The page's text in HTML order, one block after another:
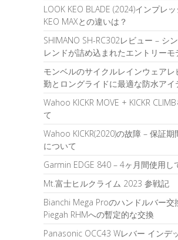
LOOK KEO BLADE (2024)インプレ
KEO MAXとの違いは？
SHIMANO SH-RC302レビュー – シ
レンドが詰め込まれたエントリーモ
モンベルのサイクルレインウェアレ
勤とロングライドに最適な防水アイ
Wahoo KICKR MOVE + KICKR
て
Wahoo KICKR(2020)の故障 – 保証
について
Garmin EDGE 840 – 4ヶ月間使用し
Mt.富士ヒルクライム 2023 参戦記
Bianchi Mega Proのハンドルバー交
Piegah RHMへの暫定的な交換
Panasonic OCC43 Wレバー インデ